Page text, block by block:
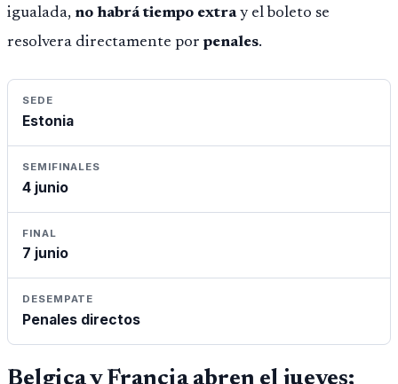
igualada, no habrá tiempo extray el boleto se
resolvera directamente por penales.
SEDE
Estonia
SEMIFINALES
4 junio
FINAL
7 junio
DESEMPATE
Penales directos